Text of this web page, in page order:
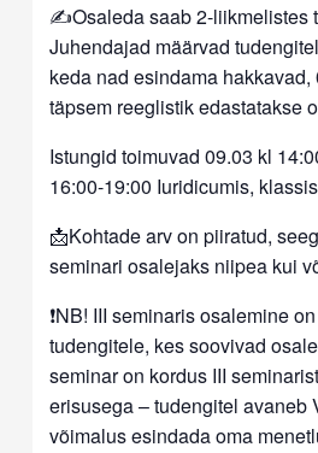
✍️Osaleda saab 2-liikmelistes
Juhendajad määrvad
keda nad esindama
täpsem reeglistik edastatakse
Istungid toimuvad 09.03 kl
16:00-19:00 Iuridicumis,
📩Kohtade arv on piiratud,
seminari osalejaks niipea kui
❗NB! III seminaris osalemine
tudengitele, kes soovivad
seminar on kordus III
erisusega – tudengitel avaneb
võimalus esindada oma